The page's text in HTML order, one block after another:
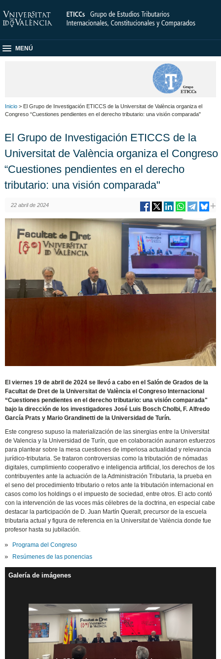
MENÚ
Inicio > El Grupo de Investigación ETICCS de la Universitat de València organiza el
Congreso “Cuestiones pendientes en el derecho tributario: una visión comparada"
El Grupo de Investigación ETICCS de la
Universitat de València organiza el Congreso
“Cuestiones pendientes en el derecho
tributario: una visión comparada"
22 abril de 2024
El viernes 19 de abril de 2024 se llevó a cabo en el Salón de Grados de la
Facultat de Dret de la Universitat de València el Congreso Internacional
“Cuestiones pendientes en el derecho tributario: una visión comparada"
bajo la dirección de los investigadores José Luis Bosch Cholbi, F. Alfredo
García Prats y Mario Grandinetti de la Universidad de Turín.
Este congreso supuso la materialización de las sinergias entre la Universitat
de Valencia y la Universidad de Turín, que en colaboración aunaron esfuerzos
para plantear sobre la mesa cuestiones de imperiosa actualidad y relevancia
jurídico-tributaria. Se trataron controversias como la tributación de nómadas
digitales, cumplimiento cooperativo e inteligencia artificial, los derechos de los
contribuyentes ante la actuación de la Administración Tributaria, la prueba en
el seno del procedimiento tributario o retos ante la tributación internacional en
casos como los holdings o el impuesto de sociedad, entre otros. El acto contó
con la intervención de las voces más célebres de la doctrina, en especial cabe
destacar la participación de D. Juan Martín Queralt, precursor de la escuela
tributaria actual y figura de referencia en la Universitat de València donde fue
profesor hasta su jubilación.
Programa del Congreso
Resúmenes de las ponencias
Galería de imágenes